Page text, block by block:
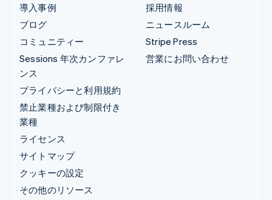
導入事例
ブログ
コミュニティー
Sessions 年次カンファレ
ンス
プライバシーと利用規約
禁止業種および制限付き
業種
ライセンス
サイトマップ
クッキーの設定
その他のリソース
採用情報
ニュースルーム
Stripe Press
営業にお問い合わせ